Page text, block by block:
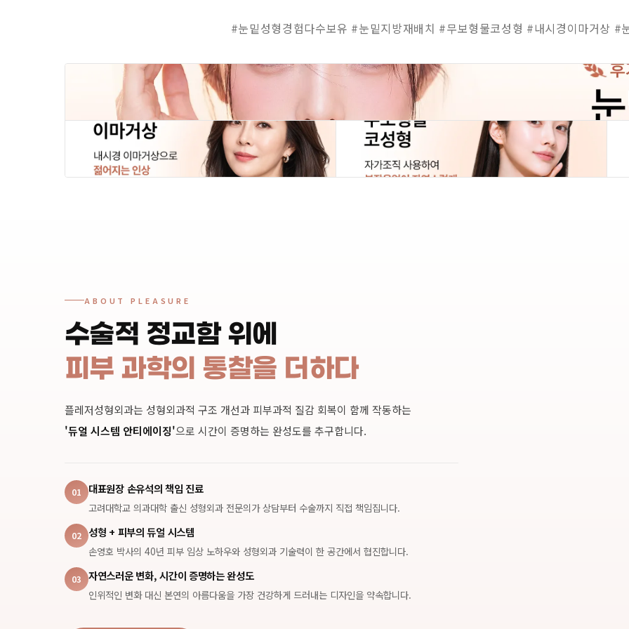
#눈밑성형경험다수보유 #눈밑지방재배치 #무보형물코성형 #내시경이마거상 #
ABOUT PLEASURE
수술적 정교함 위에
피부 과학의 통찰을 더하다
플레저성형외과는 성형외과적 구조 개선과 피부과적 질감 회복이 함께 작동하는
'듀얼 시스템 안티에이징'으로 시간이 증명하는 완성도를 추구합니다.
01 대표원장 손유석의 책임 진료
고려대학교 의과대학 출신 성형외과 전문의가 상담부터 수술까지 직접 책임집니다.
02 성형 + 피부의 듀얼 시스템
손영호 박사의 40년 피부 임상 노하우와 성형외과 기술력이 한 공간에서 협진합니다.
03 자연스러운 변화, 시간이 증명하는 완성도
인위적인 변화 대신 본연의 아름다움을 가장 건강하게 드러내는 디자인을 약속합니다.